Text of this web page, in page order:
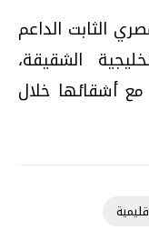
الثابت الداعم
الشقيقة،
أشقائها خلال